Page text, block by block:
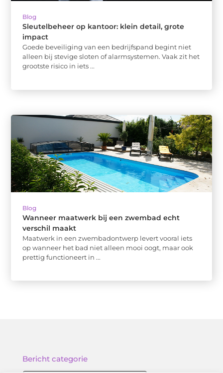
Blog
Sleutelbeheer op kantoor: klein detail, grote
impact
Goede beveiliging van een bedrijfspand begint niet
alleen bij stevige sloten of alarmsystemen. Vaak zit het
grootste risico in iets ...
Blog
Wanneer maatwerk bij een zwembad echt
verschil maakt
Maatwerk in een zwembadontwerp levert vooral iets
op wanneer het bad niet alleen mooi oogt, maar ook
prettig functioneert in ...
Bericht categorie